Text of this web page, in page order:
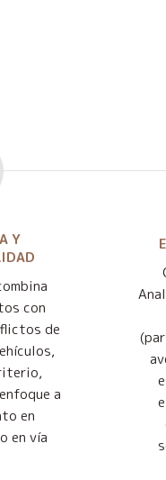
Y
con
de
a
en
en vía